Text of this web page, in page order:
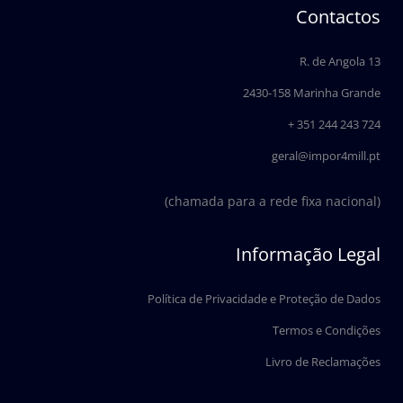
e
b
o
k
k
e
i
n
Contactos
R. de Angola 13
2430-158 Marinha Grande
+ 351 244 243 724
geral@impor4mill.pt
(chamada para a rede fixa nacional)
Informação Legal
Política de Privacidade e Proteção de Dados
Termos e Condições
Livro de Reclamações